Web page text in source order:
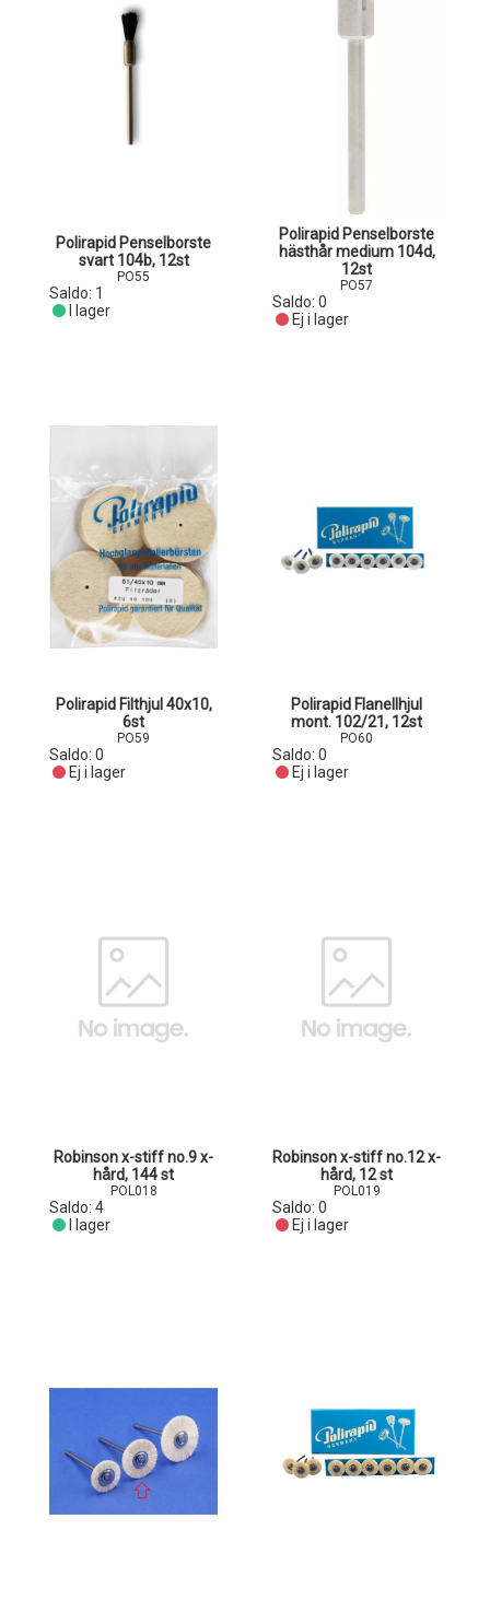
Polirapid Penselborste
svart 104b, 12st
PO55
Saldo: 1
I lager
Polirapid Penselborste
hästhår medium 104d,
12st
PO57
Saldo: 0
Ej i lager
Polirapid Filthjul 40x10,
6st
PO59
Saldo: 0
Ej i lager
Polirapid Flanellhjul
mont. 102/21, 12st
PO60
Saldo: 0
Ej i lager
Robinson x-stiff no.9 x-
hård, 144 st
POL018
Saldo: 4
I lager
Robinson x-stiff no.12 x-
hård, 12 st
POL019
Saldo: 0
Ej i lager